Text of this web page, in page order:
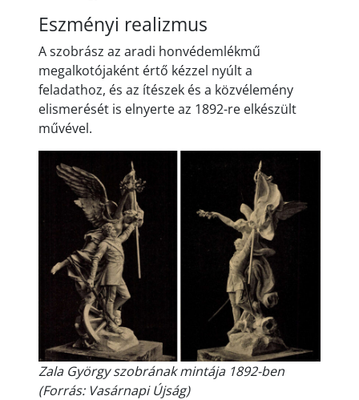
Eszményi realizmus
A szobrász az aradi honvédemlékmű
megalkotójaként értő kézzel nyúlt a
feladathoz, és az ítészek és a közvélemény
elismerését is elnyerte az 1892-re elkészült
művével.
Zala György szobrának mintája 1892-ben
(Forrás: Vasárnapi Újság)